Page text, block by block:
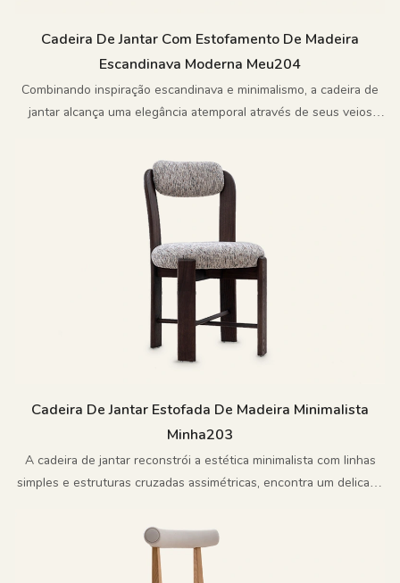
Cadeira De Jantar Com Estofamento De Madeira
Escandinava Moderna Meu204
Combinando inspiração escandinava e minimalismo, a cadeira de
jantar alcança uma elegância atemporal através de seus veios
Cadeira De Jantar Estofada De Madeira Minimalista
Minha203
A cadeira de jantar reconstrói a estética minimalista com linhas
simples e estruturas cruzadas assimétricas, encontra um delicado
design moderna com calor natural